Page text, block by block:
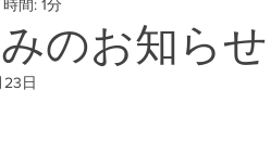
報
のお知らせ
間: 1分
23日